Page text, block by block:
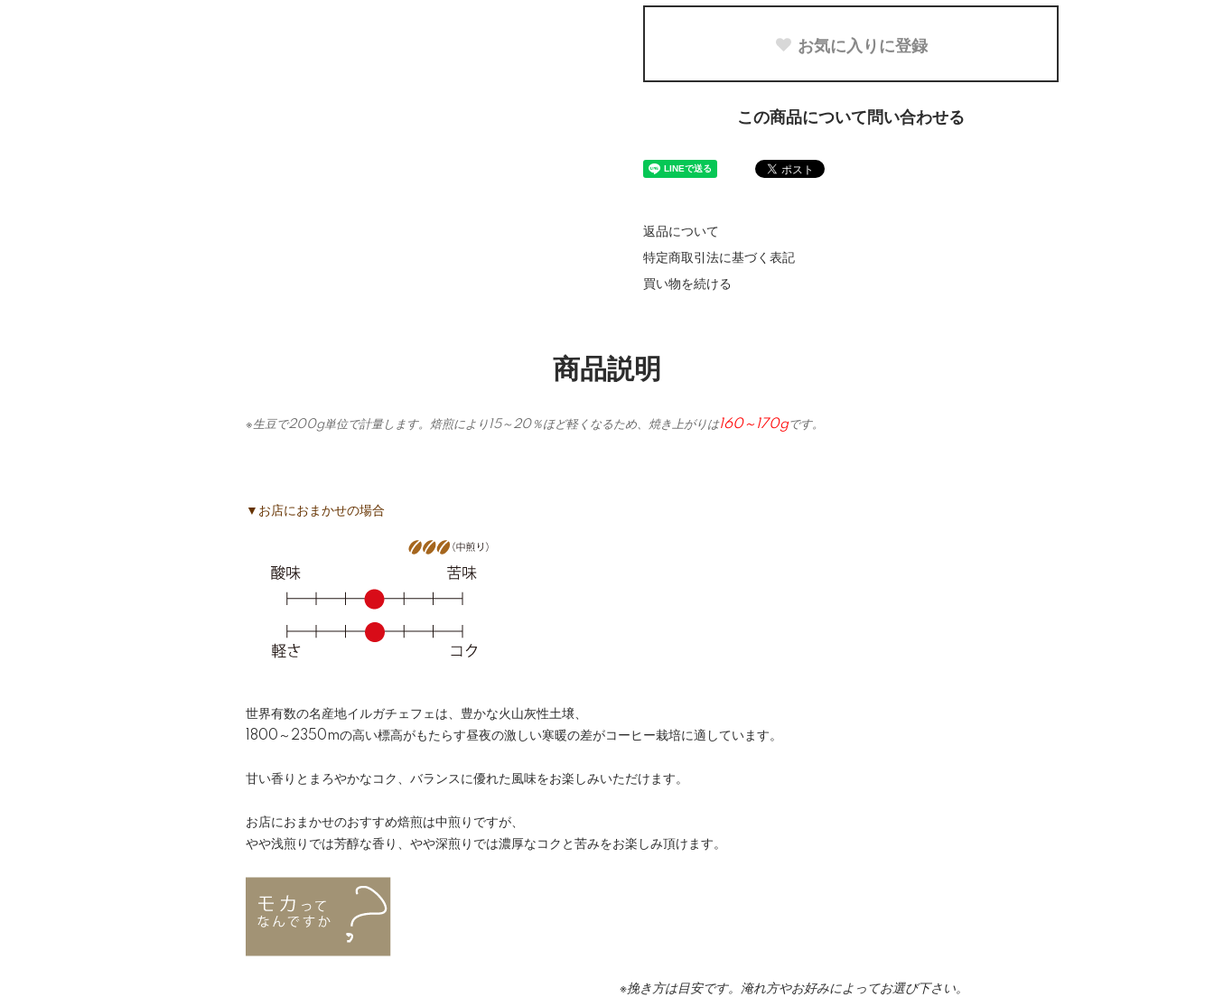
お気に入りに登録
この商品について問い合わせる
返品について
特定商取引法に基づく表記
買い物を続ける
商品説明
※生豆で200g単位で計量します。焙煎により15～20％ほど軽くなるため、焼き上がりは160～170gです。
▼お店におまかせの場合
世界有数の名産地イルガチェフェは、豊かな火山灰性土壌、
1800～2350mの高い標高がもたらす昼夜の激しい寒暖の差がコーヒー栽培に適しています。
甘い香りとまろやかなコク、バランスに優れた風味をお楽しみいただけます。
お店におまかせのおすすめ焙煎は中煎りですが、
やや浅煎りでは芳醇な香り、やや深煎りでは濃厚なコクと苦みをお楽しみ頂けます。
※挽き方は目安です。淹れ方やお好みによってお選び下さい。